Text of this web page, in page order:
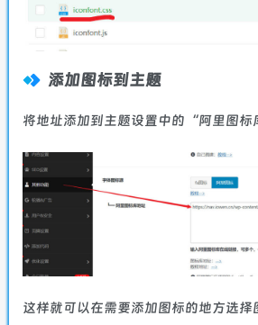
添加图标到主题
将地址添加到主题设置中的“阿里图标
这样就可以在需要添加图标的地方选择